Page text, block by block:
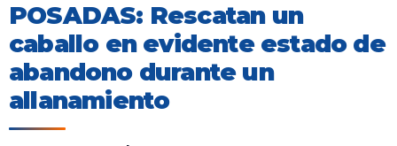
POSADAS: Rescatan un
caballo en evidente estado de
abandono durante un
allanamiento